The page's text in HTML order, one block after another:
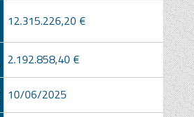
12.315.226,20 €
2.192.858,40 €
10/06/2025